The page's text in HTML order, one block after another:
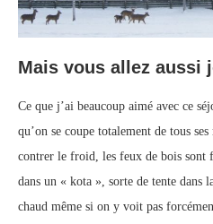
Mais vous allez aussi
Ce que j’ai beaucoup aimé avec ce
qu’on se coupe totalement de tous
contrer le froid, les feux de bois sont
dans un « kota », sorte de tente dans
chaud même si on y voit pas